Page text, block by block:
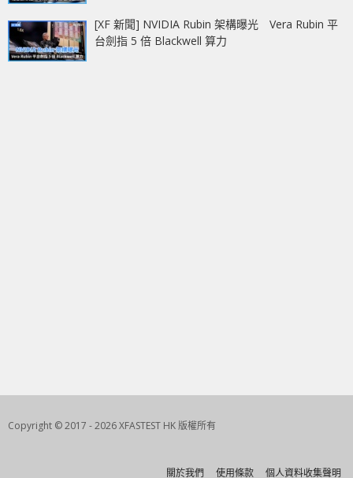
[XF 新聞] NVIDIA Rubin 架構曝光 Vera Rubin 平
台劍指 5 倍 Blackwell 算力
Copyright © 2017 - 2026 XFASTEST HK 版權所有
關於我們 使用條款 個人資料收集聲明